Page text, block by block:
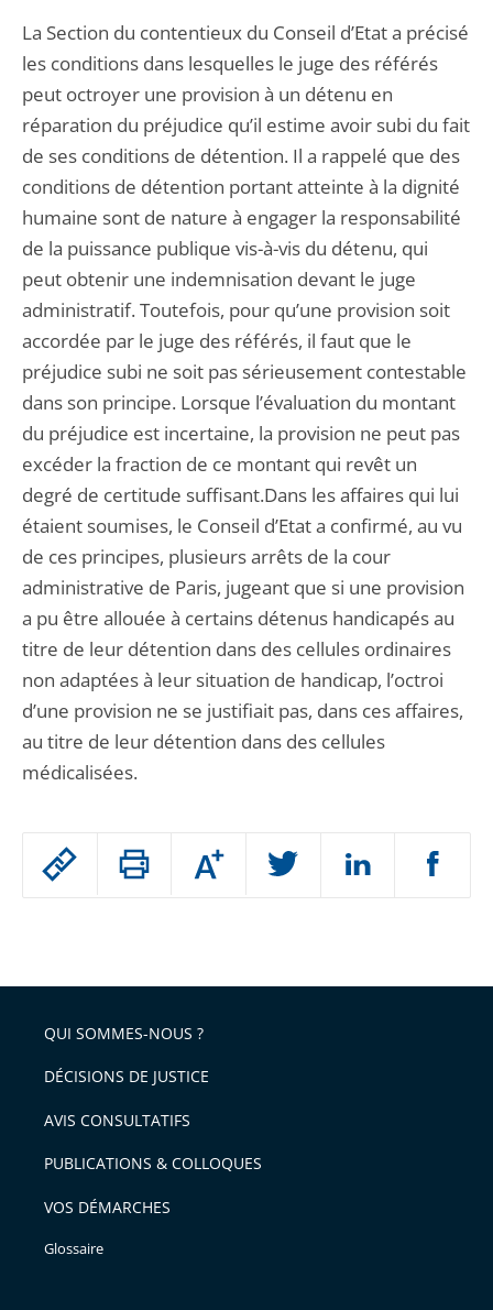
Passer
arriver
après
Augmenter
ou
l'article
pour
avant
La Section du contentieux du Conseil d’Etat a précisé
les conditions dans lesquelles le juge des référés
peut octroyer une provision à un détenu en
réparation du préjudice qu’il estime avoir subi du fait
de ses conditions de détention. Il a rappelé que des
conditions de détention portant atteinte à la dignité
humaine sont de nature à engager la responsabilité
de la puissance publique vis-à-vis du détenu, qui
peut obtenir une indemnisation devant le juge
administratif. Toutefois, pour qu’une provision soit
accordée par le juge des référés, il faut que le
préjudice subi ne soit pas sérieusement contestable
dans son principe. Lorsque l’évaluation du montant
du préjudice est incertaine, la provision ne peut pas
excéder la fraction de ce montant qui revêt un
degré de certitude suffisant.Dans les affaires qui lui
étaient soumises, le Conseil d’Etat a confirmé, au vu
de ces principes, plusieurs arrêts de la cour
administrative de Paris, jugeant que si une provision
a pu être allouée à certains détenus handicapés au
titre de leur détention dans des cellules ordinaires
non adaptées à leur situation de handicap, l’octroi
d’une provision ne se justifiait pas, dans ces affaires,
au titre de leur détention dans des cellules
médicalisées.
QUI SOMMES-NOUS ?
DÉCISIONS DE JUSTICE
AVIS CONSULTATIFS
PUBLICATIONS & COLLOQUES
VOS DÉMARCHES
Glossaire